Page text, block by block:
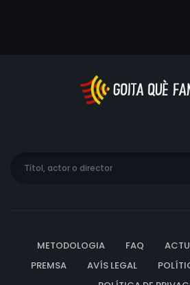
METODOLOGIA FAQ
PREMSA
AVÍS LEGAL